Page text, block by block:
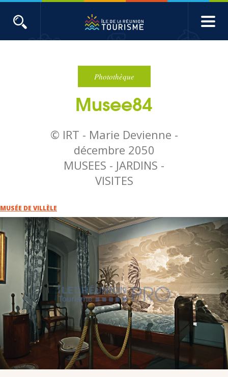
navigation
ACTUALITÉS
Produits touristiques
Etudes et indicateurs
Voyages de presse
VOUS
Pro. du tourisme
Organisateur de voyage
Journaliste
L'IRT
Photothèque
Musee84
© IRT - Marie Devienne -
décembre 2050
MUSEES - JARDINS -
VISITES
MUSÉE DE VILLÈLE